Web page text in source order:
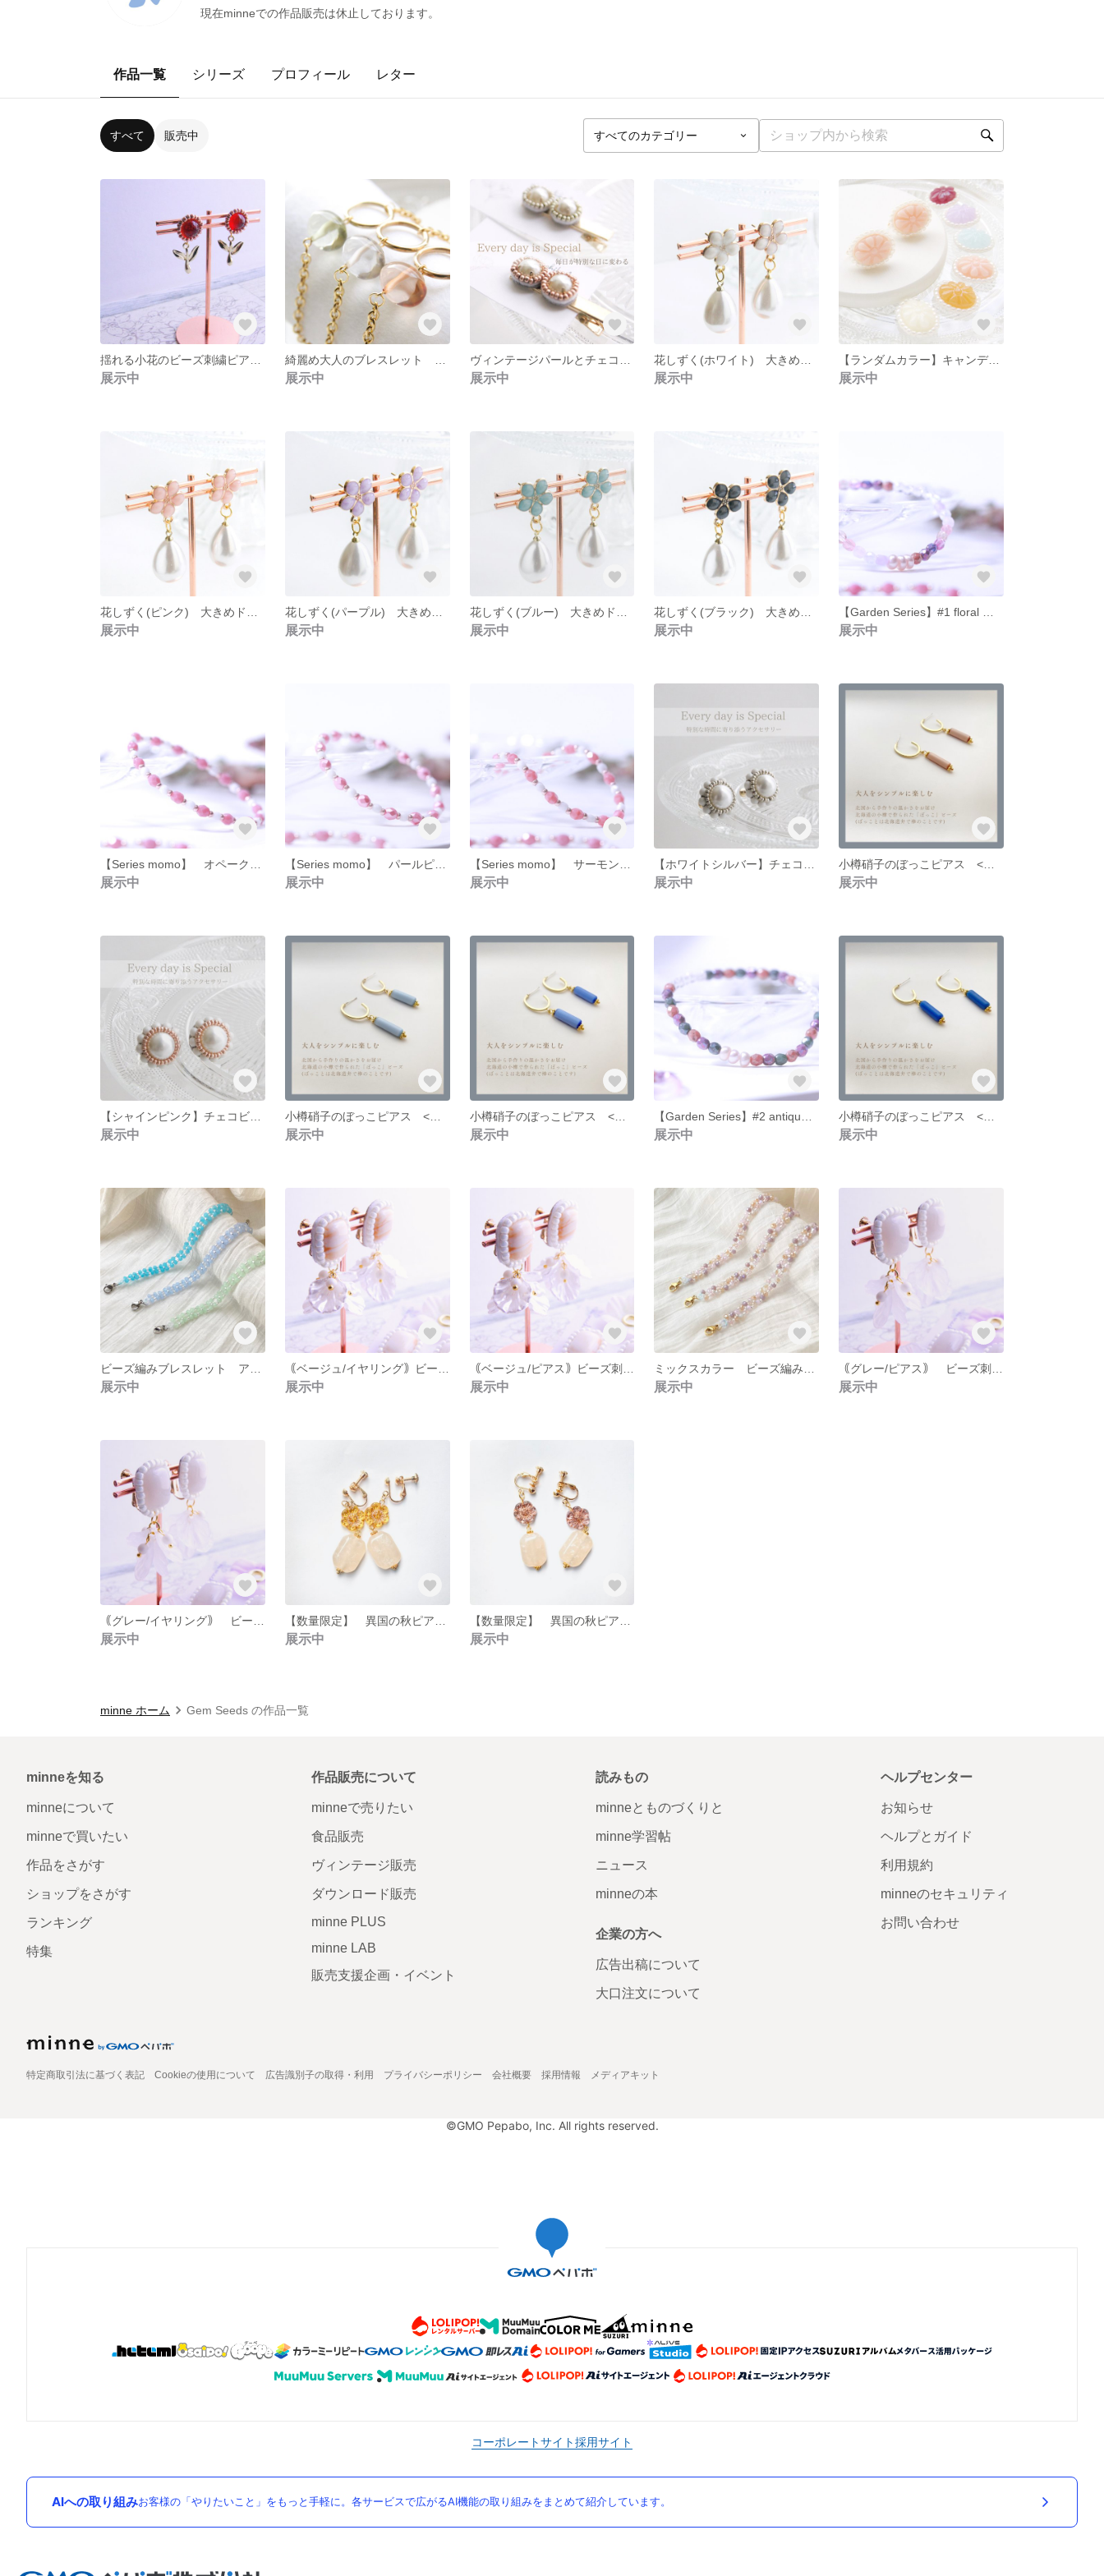
現在minneでの作品販売は休止しております。
作品一覧 シリーズ プロフィール レター
すべて 販売中
展示中 展示中 展示中 展示中
【ランダムカラー】キャンディーフラワーの耳飾り
展示中
展示中 展示中 展示中 展示中 展示中
展示中
【Series momo】 パールピンク ゴムブレスレット
展示中 展示中 展示中 展示中
展示中
小樽硝子のぼっこピアス <スカイブルー> 金具変更可◎
展示中
小樽硝子のぼっこピアス <マットブルー> 金具変更可◎
展示中 展示中 展示中
展示中 展示中 展示中 展示中 展示中
展示中 展示中 展示中
minne ホーム Gem Seeds の作品一覧
minneを知る
minneについて
minneで買いたい
作品をさがす
ショップをさがす
ランキング
特集
作品販売について
minneで売りたい
食品販売
ヴィンテージ販売
ダウンロード販売
minne PLUS
minne LAB
販売支援企画・イベント
読みもの
minneとものづくりと
minne学習帖
ニュース
minneの本
企業の方へ
広告出稿について
大口注文について
ヘルプセンター
お知らせ
ヘルプとガイド
利用規約
minneのセキュリティ
お問い合わせ
特定商取引法に基づく表記 Cookieの使用について 広告識別子の取得・利用 プライバシーポリシー 会社概要 採用情報 メディアキット
©GMO Pepabo, Inc. All rights reserved.
コーポレートサイト採用サイト
AIへの取り組みお客様の「やりたいこと」をもっと手軽に。各サービスで広がるAI機能の取り組みをまとめて紹介しています。